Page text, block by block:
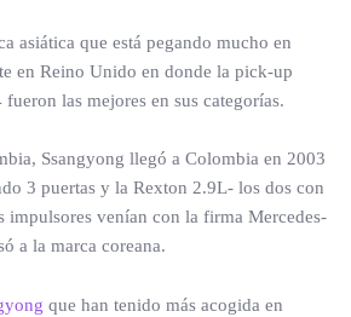
asiática que está pegando mucho en
en Reino Unido en donde la pick-up
las mejores en sus categorías.
Ssangyong llegó a Colombia en 2003
3 puertas y la Rexton 2.9L- los dos con
impulsores venían con la firma Mercedes-
a la marca coreana.
que han tenido más acogida en